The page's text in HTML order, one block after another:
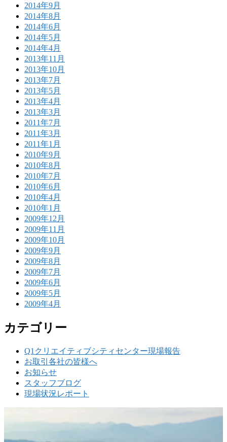
2014年9月
2014年8月
2014年6月
2014年5月
2014年4月
2013年11月
2013年10月
2013年7月
2013年5月
2013年4月
2013年3月
2011年7月
2011年3月
2011年1月
2010年9月
2010年8月
2010年7月
2010年6月
2010年4月
2010年1月
2009年12月
2009年11月
2009年10月
2009年9月
2009年8月
2009年7月
2009年6月
2009年5月
2009年4月
カテゴリー
Q1クリエイティブシティセンター現場報告
お取引各社の皆様へ
お知らせ
スタッフブログ
現場状況レポート